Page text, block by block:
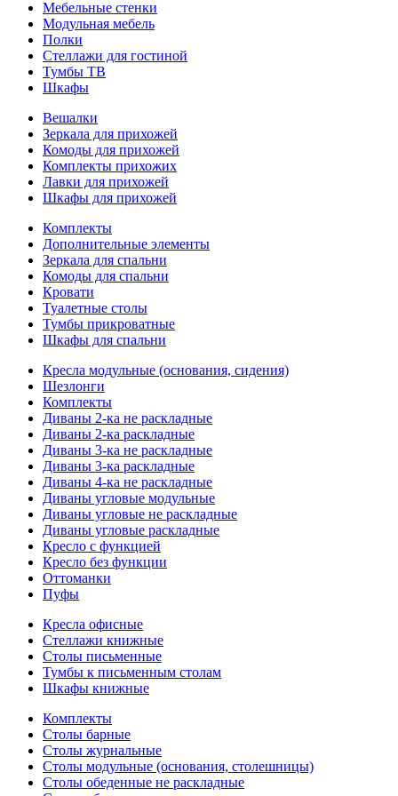
Мебельные стенки
Модульная мебель
Полки
Стеллажи для гостиной
Тумбы ТВ
Шкафы
Вешалки
Зеркала для прихожей
Комоды для прихожей
Комплекты прихожих
Лавки для прихожей
Шкафы для прихожей
Комплекты
Дополнительные элементы
Зеркала для спальни
Комоды для спальни
Кровати
Туалетные столы
Тумбы прикроватные
Шкафы для спальни
Кресла модульные (основания, сидения)
Шезлонги
Комплекты
Диваны 2-ка не раскладные
Диваны 2-ка раскладные
Диваны 3-ка не раскладные
Диваны 3-ка раскладные
Диваны 4-ка не раскладные
Диваны угловые модульные
Диваны угловые не раскладные
Диваны угловые раскладные
Кресло с функцией
Кресло без функции
Оттоманки
Пуфы
Кресла офисные
Стеллажи книжные
Столы письменные
Тумбы к письменным столам
Шкафы книжные
Комплекты
Столы барные
Столы журнальные
Столы модульные (основания, столешницы)
Столы обеденные не раскладные